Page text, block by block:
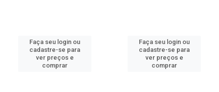
Faça seu login ou
cadastre-se para
ver preços e
comprar
Faça seu login ou
cadastre-se para
ver preços e
comprar